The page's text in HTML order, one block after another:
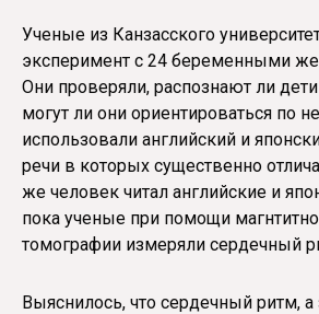
Ученые из Канзасского
эксперимент с 24 беременными
Они проверяли, распознают ли
могут ли они ориентироваться по
использовали английский и
речи в которых существенно
же человек читал английские и
пока ученые при помощи
томографии измеряли сердечный
Выяснилось, что сердечный ритм, а